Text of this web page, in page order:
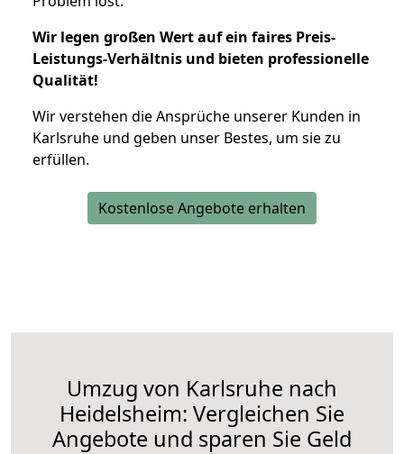
Wir legen großen Wert auf ein faires Preis-
Leistungs-Verhältnis und bieten professionelle
Qualität!
Wir verstehen die Ansprüche unserer Kunden in
Karlsruhe und geben unser Bestes, um sie zu
erfüllen.
Kostenlose Angebote erhalten
Umzug von Karlsruhe nach
Heidelsheim: Vergleichen Sie
Angebote und sparen Sie Geld